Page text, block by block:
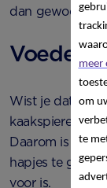
dan gewoon
Voeden
Wist je dat het
kaakspieren te
Daarom is het
hapjes te
voor is.
meer
om
te